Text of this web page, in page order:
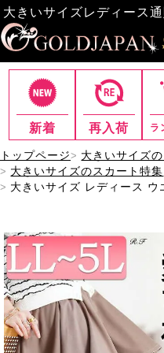
大きいサイズレディース
新着 再入荷 ラ
トップページ
大きいサイズ
大きいサイズのスカート特集
大きいサイズ レディース